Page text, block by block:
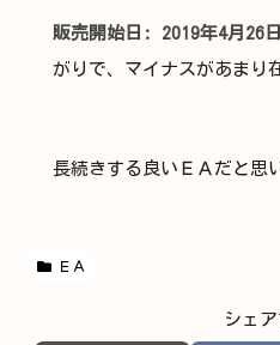
販売開始日: 2019年4月26日
がりで、マイナスがあまり
長続きする良いＥＡだと思
ＥＡ
シェ